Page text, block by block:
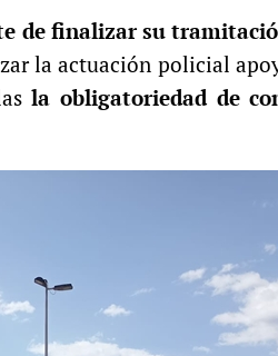
de finalizar su
la actuación policial
la obligatoriedad de